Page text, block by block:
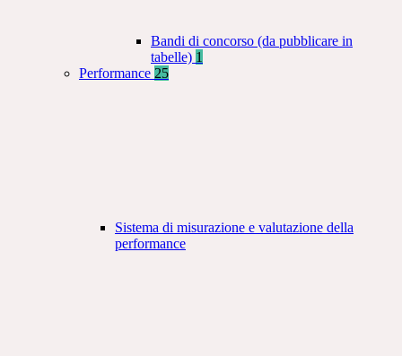
Bandi di concorso (da pubblicare in
tabelle) 1
Performance 25
Sistema di misurazione e valutazione della
performance